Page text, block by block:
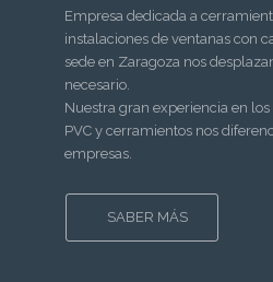
Empresa dedicada a
instalaciones de ventanas con
sede en Zaragoza nos
necesario.
Nuestra gran experiencia en
PVC y cerramientos nos
empresas.
SABER MÁS